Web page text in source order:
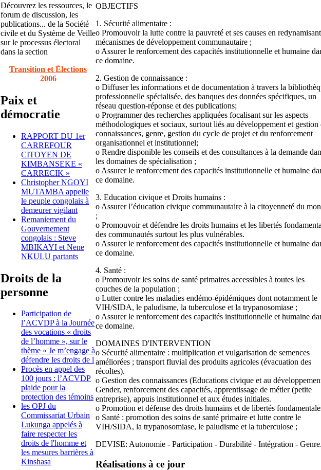
Découvrez les ressources, le
forum de discussion, les
publications... de la Société
civile et du Système de Veille
sur le processus électoral
dans la section
Transition et Élections
2006
Paix et
démocratie
RAPPORT DU 1er
CARREFOUR
CITOYEN DE
KIMBANSEKE «
CARRECIK »
Christopher NGOYI
MUTAMBA appelle
le peuple congolais à
demeurer vigilant
Remaniement du
Gouvernement
congolais : Steve
MBIKAYI et Nene
NKULU partants
Droits de la
personne
Participation de
l’ACVDP à la Journée
des vocations « droits
de l’homme », sur le
thème « Je m’engage à
défendre les droits de l
Procès en appel des
100 jours : l’ACVDP
plaide pour la
protection des témoins
les OPJ du
Commissariat Urbain
Lukunga appelés à
faire respecter les
droits de l'homme et
les mesures barrières à
Kinshasa
OBJECTIFS
1. Sécurité alimentaire :
o Promouvoir la lutte contre la pauvreté et ses causes en
mécanismes de développement communautaire ;
o Assurer le renforcement des capacités institutionnelle et humaine
ce domaine.
2. Gestion de connaissance :
o Diffuser les informations et de documentation à travers la
professionnelle spécialisée, des banques des données spécifiques, un
réseau question-réponse et des publications;
o Programmer des recherches appliquées focalisant sur les aspects
méthodologiques et sociaux, surtout liés au développement et gestion
connaissances, genre, gestion du cycle de projet et du renforcement
organisationnel et institutionnel;
o Rendre disponible les conseils et des consultances à la demande
les domaines de spécialisation ;
o Assurer le renforcement des capacités institutionnelle et humaine
ce domaine.
3. Education civique et Droits humains :
o Assurer l’éducation civique communautaire à la citoyenneté du
;
o Promouvoir et défendre les droits humains et les libertés
des communautés surtout les plus vulnérables.
o Assurer le renforcement des capacités institutionnelle et humaine
ce domaine.
4. Santé :
o Promouvoir les soins de santé primaires accessibles à toutes les
couches de la population ;
o Lutter contre les maladies endémo-épidémiques dont notamment le
VIH/SIDA, le paludisme, la tuberculose et la trypanosomiase ;
o Assurer le renforcement des capacités institutionnelle et humaine
ce domaine.
DOMAINES D'INTERVENTION
o Sécurité alimentaire : multiplication et vulgarisation de semences
améliorées ; transport fluvial des produits agricoles (évacuation des
récoltes).
o Gestion des connaissances (Educations civique et au
Gender, renforcement des capacités, apprentissage de métier (petite
entreprise), appuis institutionnel et aux études initiales.
o Promotion et défense des droits humains et de libertés
o Santé : promotion des soins de santé primaire et lutte contre le
VIH/SIDA, la trypanosomiase, le paludisme et la tuberculose ;
DEVISE: Autonomie - Participation - Durabilité - Intégration - Genre.
Réalisations à ce jour